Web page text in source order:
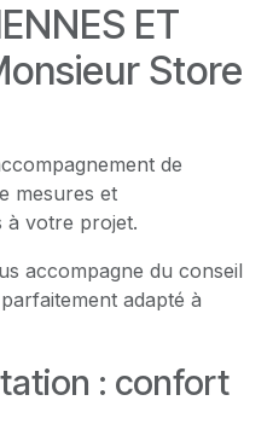
ET
Store
de
mesures et
à votre projet.
accompagne du conseil
adapté à
: confort